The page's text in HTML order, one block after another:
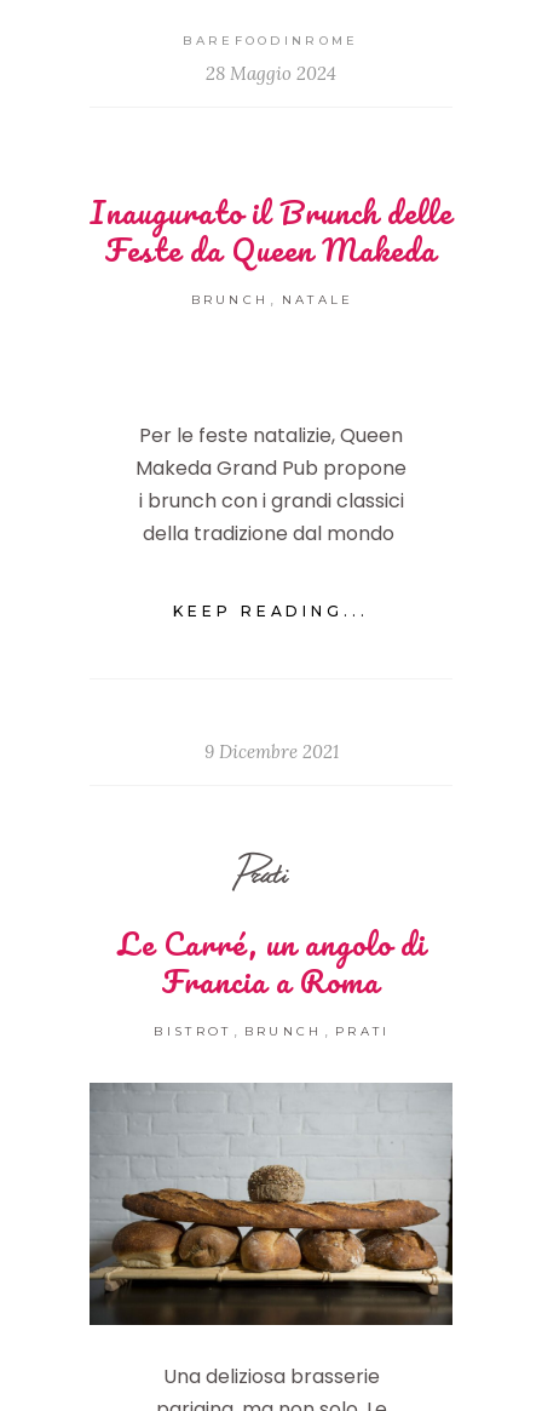
BAREFOODINROME
28 Maggio 2024
Inaugurato il Brunch delle
Feste da Queen Makeda
BRUNCH NATALE
Per le feste natalizie, Queen
Makeda Grand Pub propone
i brunch con i grandi classici
della tradizione dal mondo
KEEP READING...
9 Dicembre 2021
Prati
Le Carré, un angolo di
Francia a Roma
BISTROT BRUNCH PRATI
Una deliziosa brasserie